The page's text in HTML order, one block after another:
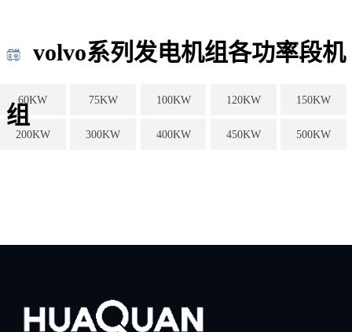
volvo系列发电机组各功率段机
组
60KW 75KW 100KW 120KW 150KW
200KW 300KW 400KW 450KW 500KW